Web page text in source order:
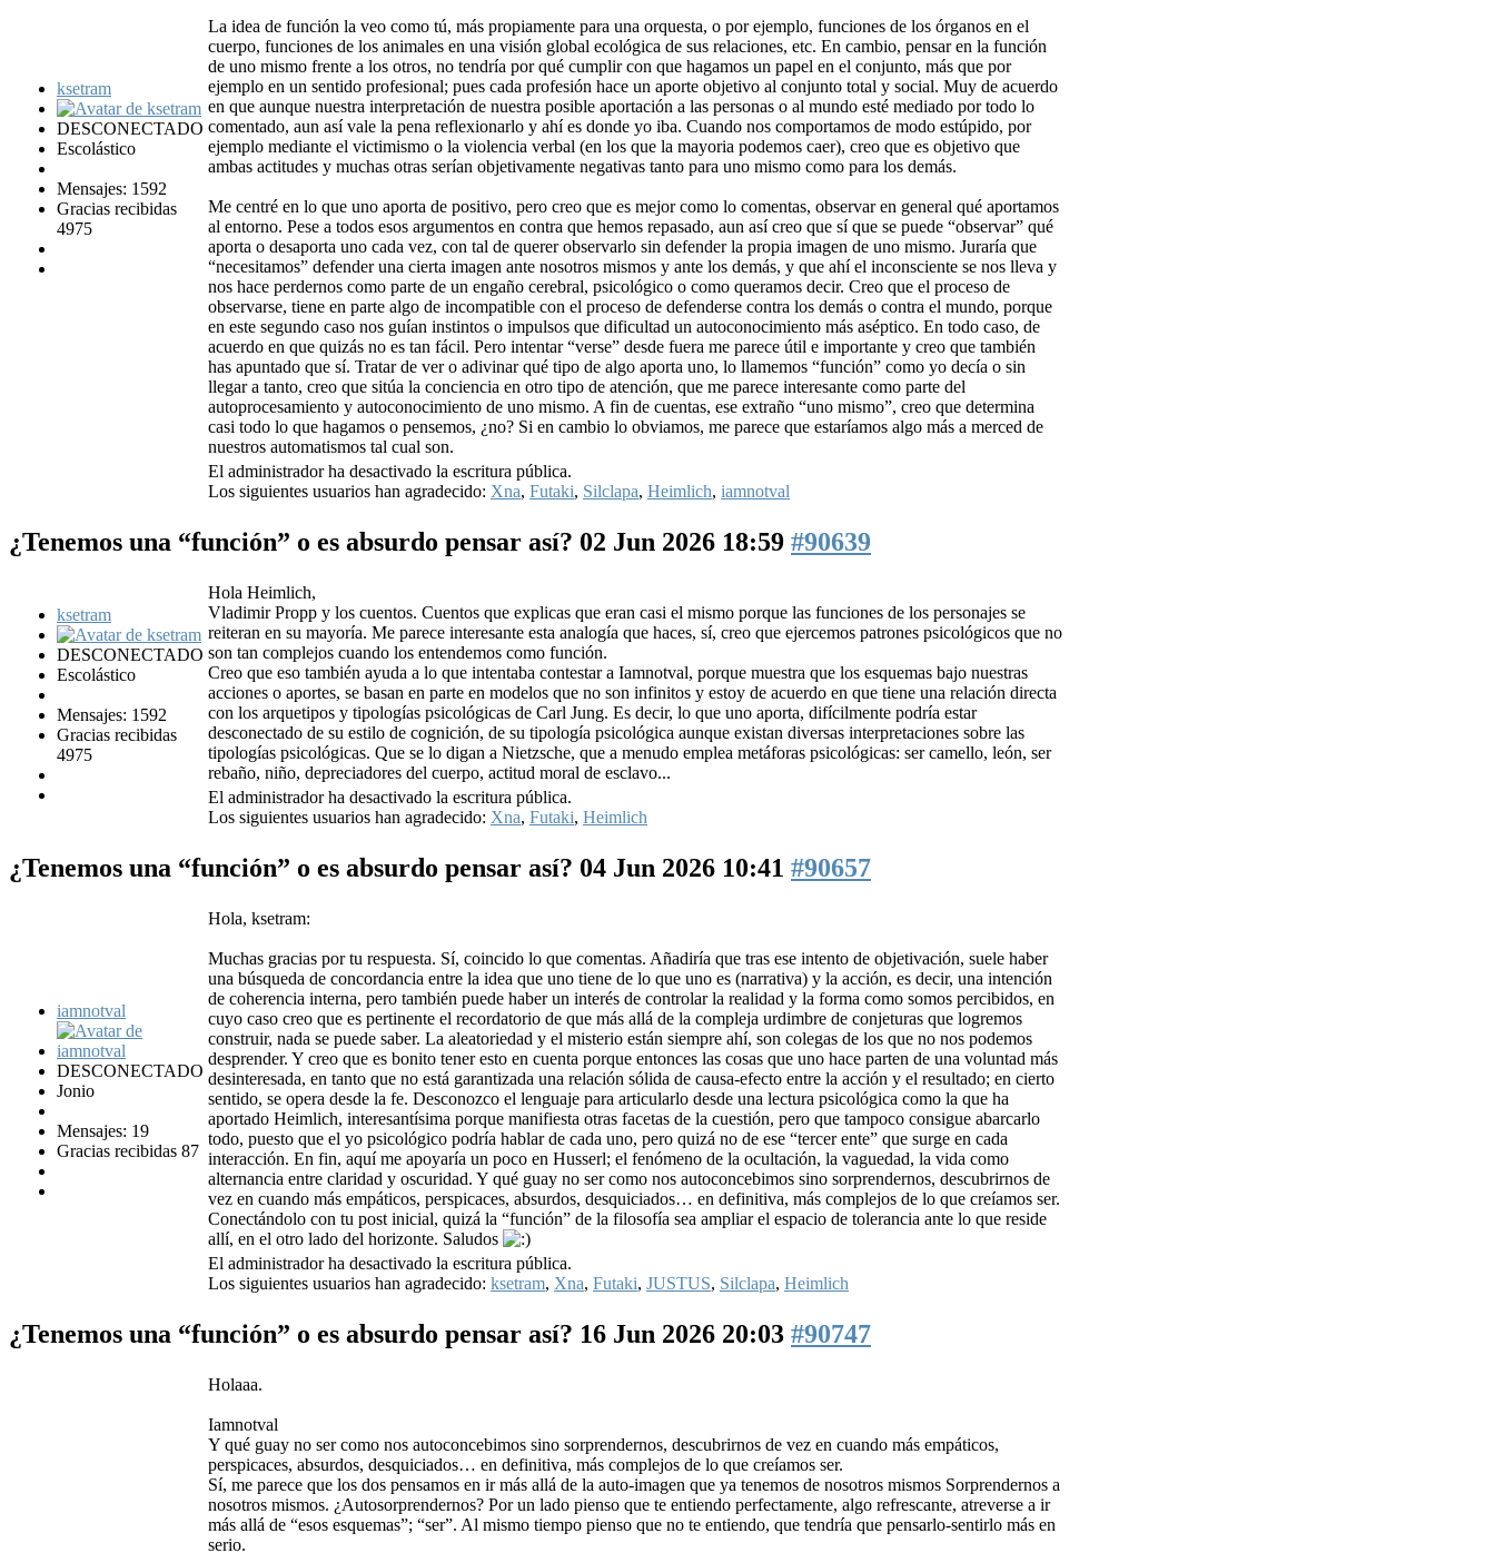
ksetram
DESCONECTADO
Escolástico
Mensajes: 1592
Gracias recibidas
4975
La idea de función la veo como tú, más propiamente para una orquesta, o por ejemplo, funciones de los órganos en el
cuerpo, funciones de los animales en una visión global ecológica de sus relaciones, etc. En cambio, pensar en la función
de uno mismo frente a los otros, no tendría por qué cumplir con que hagamos un papel en el conjunto, más que por
ejemplo en un sentido profesional; pues cada profesión hace un aporte objetivo al conjunto total y social. Muy de acuerdo
en que aunque nuestra interpretación de nuestra posible aportación a las personas o al mundo esté mediado por todo lo
comentado, aun así vale la pena reflexionarlo y ahí es donde yo iba. Cuando nos comportamos de modo estúpido, por
ejemplo mediante el victimismo o la violencia verbal (en los que la mayoria podemos caer), creo que es objetivo que
ambas actitudes y muchas otras serían objetivamente negativas tanto para uno mismo como para los demás.
Me centré en lo que uno aporta de positivo, pero creo que es mejor como lo comentas, observar en general qué aportamos
al entorno. Pese a todos esos argumentos en contra que hemos repasado, aun así creo que sí que se puede “observar” qué
aporta o desaporta uno cada vez, con tal de querer observarlo sin defender la propia imagen de uno mismo. Juraría que
“necesitamos” defender una cierta imagen ante nosotros mismos y ante los demás, y que ahí el inconsciente se nos lleva y
nos hace perdernos como parte de un engaño cerebral, psicológico o como queramos decir. Creo que el proceso de
observarse, tiene en parte algo de incompatible con el proceso de defenderse contra los demás o contra el mundo, porque
en este segundo caso nos guían instintos o impulsos que dificultad un autoconocimiento más aséptico. En todo caso, de
acuerdo en que quizás no es tan fácil. Pero intentar “verse” desde fuera me parece útil e importante y creo que también
has apuntado que sí. Tratar de ver o adivinar qué tipo de algo aporta uno, lo llamemos “función” como yo decía o sin
llegar a tanto, creo que sitúa la conciencia en otro tipo de atención, que me parece interesante como parte del
autoprocesamiento y autoconocimiento de uno mismo. A fin de cuentas, ese extraño “uno mismo”, creo que determina
casi todo lo que hagamos o pensemos, ¿no? Si en cambio lo obviamos, me parece que estaríamos algo más a merced de
nuestros automatismos tal cual son.
El administrador ha desactivado la escritura pública.
Los siguientes usuarios han agradecido: Xna, Futaki, Silclapa, Heimlich, iamnotval
¿Tenemos una “función” o es absurdo pensar así? 02 Jun 2026 18:59 #90639
ksetram
DESCONECTADO
Escolástico
Mensajes: 1592
Gracias recibidas
4975
Hola Heimlich,
Vladimir Propp y los cuentos. Cuentos que explicas que eran casi el mismo porque las funciones de los personajes se
reiteran en su mayoría. Me parece interesante esta analogía que haces, sí, creo que ejercemos patrones psicológicos que no
son tan complejos cuando los entendemos como función.
Creo que eso también ayuda a lo que intentaba contestar a Iamnotval, porque muestra que los esquemas bajo nuestras
acciones o aportes, se basan en parte en modelos que no son infinitos y estoy de acuerdo en que tiene una relación directa
con los arquetipos y tipologías psicológicas de Carl Jung. Es decir, lo que uno aporta, difícilmente podría estar
desconectado de su estilo de cognición, de su tipología psicológica aunque existan diversas interpretaciones sobre las
tipologías psicológicas. Que se lo digan a Nietzsche, que a menudo emplea metáforas psicológicas: ser camello, león, ser
rebaño, niño, depreciadores del cuerpo, actitud moral de esclavo...
El administrador ha desactivado la escritura pública.
Los siguientes usuarios han agradecido: Xna, Futaki, Heimlich
¿Tenemos una “función” o es absurdo pensar así? 04 Jun 2026 10:41 #90657
iamnotval
DESCONECTADO
Jonio
Mensajes: 19
Gracias recibidas 87
Hola, ksetram:
Muchas gracias por tu respuesta. Sí, coincido lo que comentas. Añadiría que tras ese intento de objetivación, suele haber
una búsqueda de concordancia entre la idea que uno tiene de lo que uno es (narrativa) y la acción, es decir, una intención
de coherencia interna, pero también puede haber un interés de controlar la realidad y la forma como somos percibidos, en
cuyo caso creo que es pertinente el recordatorio de que más allá de la compleja urdimbre de conjeturas que logremos
construir, nada se puede saber. La aleatoriedad y el misterio están siempre ahí, son colegas de los que no nos podemos
desprender. Y creo que es bonito tener esto en cuenta porque entonces las cosas que uno hace parten de una voluntad más
desinteresada, en tanto que no está garantizada una relación sólida de causa-efecto entre la acción y el resultado; en cierto
sentido, se opera desde la fe. Desconozco el lenguaje para articularlo desde una lectura psicológica como la que ha
aportado Heimlich, interesantísima porque manifiesta otras facetas de la cuestión, pero que tampoco consigue abarcarlo
todo, puesto que el yo psicológico podría hablar de cada uno, pero quizá no de ese “tercer ente” que surge en cada
interacción. En fin, aquí me apoyaría un poco en Husserl; el fenómeno de la ocultación, la vaguedad, la vida como
alternancia entre claridad y oscuridad. Y qué guay no ser como nos autoconcebimos sino sorprendernos, descubrirnos de
vez en cuando más empáticos, perspicaces, absurdos, desquiciados… en definitiva, más complejos de lo que creíamos ser.
Conectándolo con tu post inicial, quizá la “función” de la filosofía sea ampliar el espacio de tolerancia ante lo que reside
allí, en el otro lado del horizonte. Saludos
El administrador ha desactivado la escritura pública.
Los siguientes usuarios han agradecido: ksetram, Xna, Futaki, JUSTUS, Silclapa, Heimlich
¿Tenemos una “función” o es absurdo pensar así? 16 Jun 2026 20:03 #90747
Holaaa.
Iamnotval
Y qué guay no ser como nos autoconcebimos sino sorprendernos, descubrirnos de vez en cuando más empáticos,
perspicaces, absurdos, desquiciados… en definitiva, más complejos de lo que creíamos ser.
Sí, me parece que los dos pensamos en ir más allá de la auto-imagen que ya tenemos de nosotros mismos Sorprendernos a
nosotros mismos. ¿Autosorprendernos? Por un lado pienso que te entiendo perfectamente, algo refrescante, atreverse a ir
más allá de “esos esquemas”; “ser”. Al mismo tiempo pienso que no te entiendo, que tendría que pensarlo-sentirlo más en
serio.